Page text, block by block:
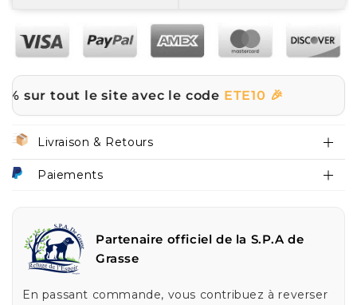
le site avec le codeETE10 🎉
Livraison & Retours
Paiements
Partenaire officiel de la S.P.A de
Grasse
En passant commande, vous contribuez à reverser